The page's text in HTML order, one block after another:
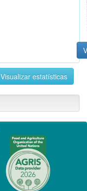
Visualizar estatísticas